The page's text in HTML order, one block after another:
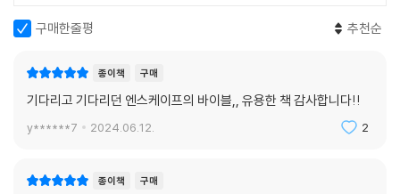
‘엔스케이프 클라우드’와 ‘쭈햄’에 방문해 렌더링 실력을 한층 높여 보세
질문을 무한정 할 수 있는 오픈 채팅방도 있어요!
엔스케이프 렌더링을 공부하다 궁금한 점이 생기면 저자가 운영하는 네이
버 카페 ‘엔스케이프 클라우드’를 방문해 보세요. 〈렌더링 과제〉에서 직접
에 다 담지 못한 저자의 꿀팁과 다른 렌더러의 조언도 얻어 갈 수 있어요.
구매한줄평 추천순
종이책 구매
기다리고 기다리던 엔스케이프의 바이블,, 유용한 책 감사합니다!!
y******7 2024.06.12. 2
종이책 구매